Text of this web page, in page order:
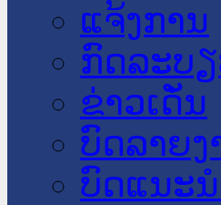
ແຈ້ງການ
ກົດລະບ
ຂ່າວເດັ່ນ
ບົດລາຍງ
ບົດແນະ